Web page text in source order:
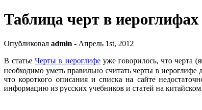
Таблица черт в иероглифах
Опубликовал admin - Апрель 1st, 2012
В статьеЧерты в иероглифеуже говорилось, что черта
необходимо уметь правильно считать черты в
что короткого описания и списка на сайте
информацию из русских учебников и статей на